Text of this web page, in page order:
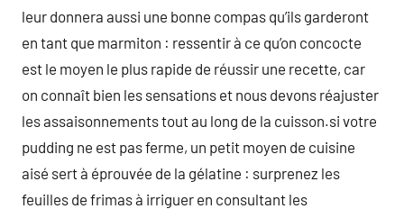
leur donnera aussi une bonne compas qu’ils garderont
en tant que marmiton : ressentir à ce qu’on concocte
est le moyen le plus rapide de réussir une recette, car
on connaît bien les sensations et nous devons réajuster
les assaisonnements tout au long de la cuisson.si votre
pudding ne est pas ferme, un petit moyen de cuisine
aisé sert à éprouvée de la gélatine : surprenez les
feuilles de frimas à irriguer en consultant les